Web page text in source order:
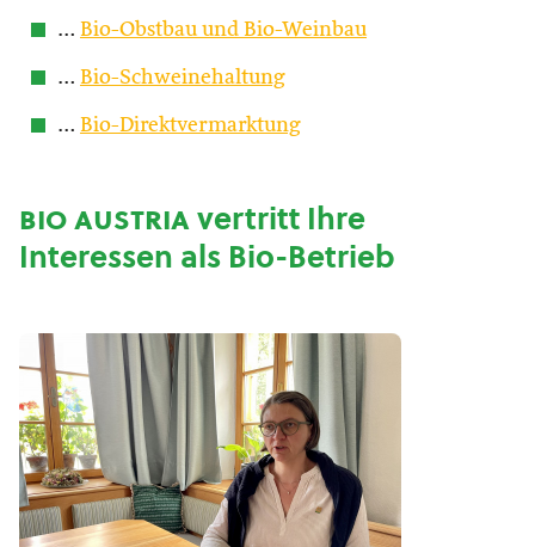
… Bio-Obstbau und Bio-Weinbau
… Bio-Schweinehaltung
… Bio-Direktvermarktung
bio austriavertritt Ihre
Interessen als Bio-Betrieb